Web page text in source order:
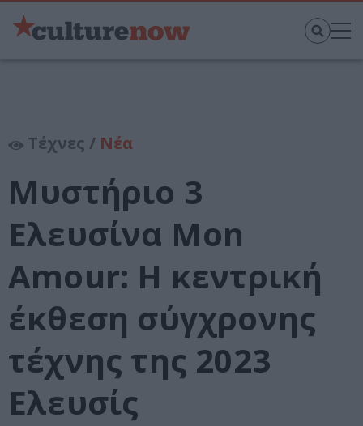
Τέχνες / Νέα
Μυστήριο 3
Ελευσίνα Mon
Amour: Η κεντρική
έκθεση σύγχρονης
τέχνης της 2023
Ελευσίς